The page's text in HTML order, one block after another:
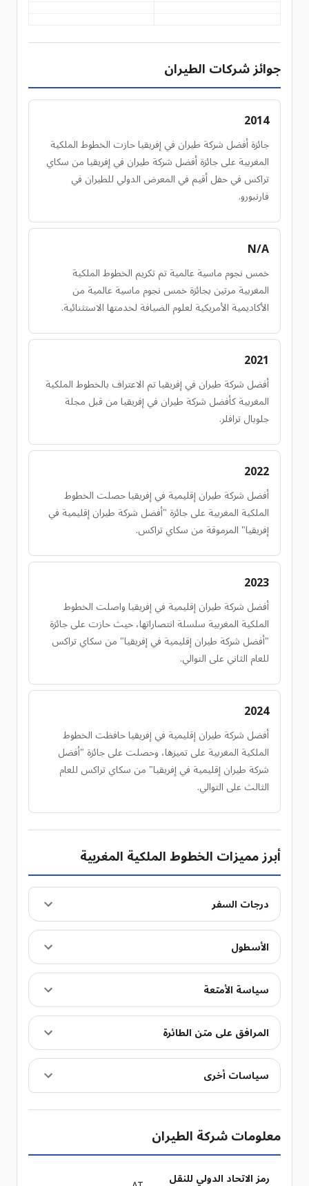
جوائز شركات الطيران
2014
جائزة أفضل شركة طيران في إفريقيا حازت الخطوط الملكية
المغربية على جائزة أفضل شركة طيران في إفريقيا من سكاي
تراكس في حفل أقيم في المعرض الدولي للطيران في
فارنبورو.
N/A
خمس نجوم ماسية عالمية تم تكريم الخطوط الملكية
المغربية مرتين بجائزة خمس نجوم ماسية عالمية من
الأكاديمية الأمريكية لعلوم الضيافة لخدمتها الاستثنائية.
2021
أفضل شركة طيران في إفريقيا تم الاعتراف بالخطوط الملكية
المغربية كأفضل شركة طيران في إفريقيا من قبل مجلة
جلوبال ترافلر.
2022
أفضل شركة طيران إقليمية في إفريقيا حصلت الخطوط
الملكية المغربية على جائزة "أفضل شركة طيران إقليمية في
إفريقيا" المرموقة من سكاي تراكس.
2023
أفضل شركة طيران إقليمية في إفريقيا واصلت الخطوط
الملكية المغربية سلسلة انتصاراتها، حيث حازت على جائزة
"أفضل شركة طيران إقليمية في إفريقيا" من سكاي تراكس
للعام الثاني على التوالي.
2024
أفضل شركة طيران إقليمية في إفريقيا حافظت الخطوط
الملكية المغربية على تميزها، وحصلت على جائزة "أفضل
شركة طيران إقليمية في إفريقيا" من سكاي تراكس للعام
الثالث على التوالي.
أبرز مميزات الخطوط الملكية المغربية
درجات السفر
الأسطول
سياسة الأمتعة
المرافق على متن الطائرة
سياسات أخرى
معلومات شركة الطيران
رمز الاتحاد الدولي للنقل